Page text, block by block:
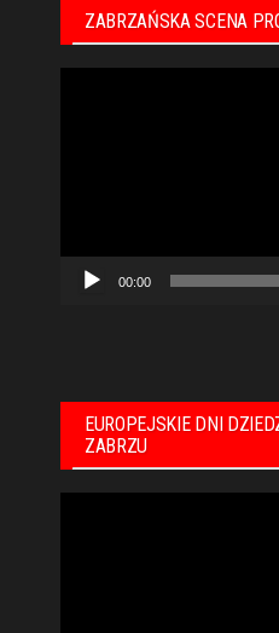
ZABRZAŃSKA SCENA
00:00
EUROPEJSKIE DNI
ZABRZU